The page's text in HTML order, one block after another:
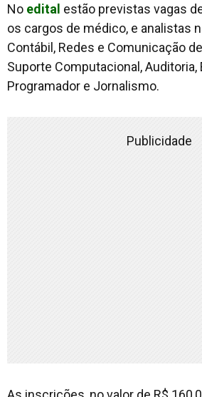
No edital estão previstas vagas
os cargos de médico, e analistas
Contábil, Redes e Comunicação
Suporte Computacional, Auditoria,
Programador e Jornalismo.
Publicidade